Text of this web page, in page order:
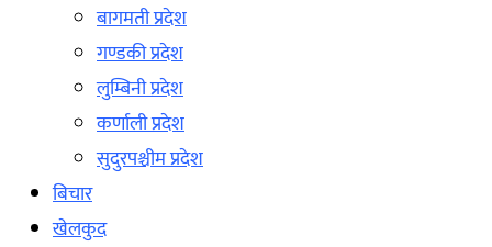
बागमती प्रदेश
गण्डकी प्रदेश
लुम्बिनी प्रदेश
कर्णाली प्रदेश
सुदुरपश्चीम प्रदेश
बिचार
खेलकुद